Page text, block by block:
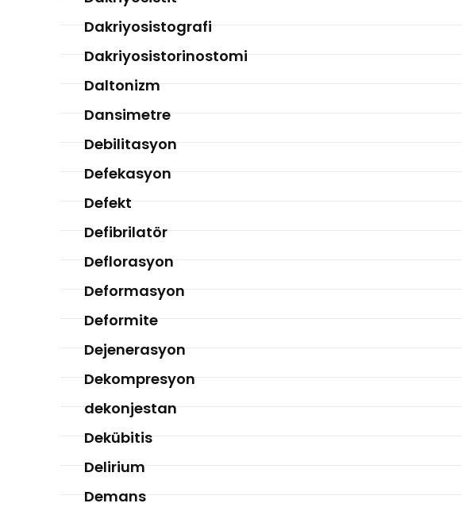
Dakriyosistografi
Dakriyosistorinostomi
Daltonizm
Dansimetre
Debilitasyon
Defekasyon
Defekt
Defibrilatör
Deflorasyon
Deformasyon
Deformite
Dejenerasyon
Dekompresyon
dekonjestan
Dekübitis
Delirium
Demans